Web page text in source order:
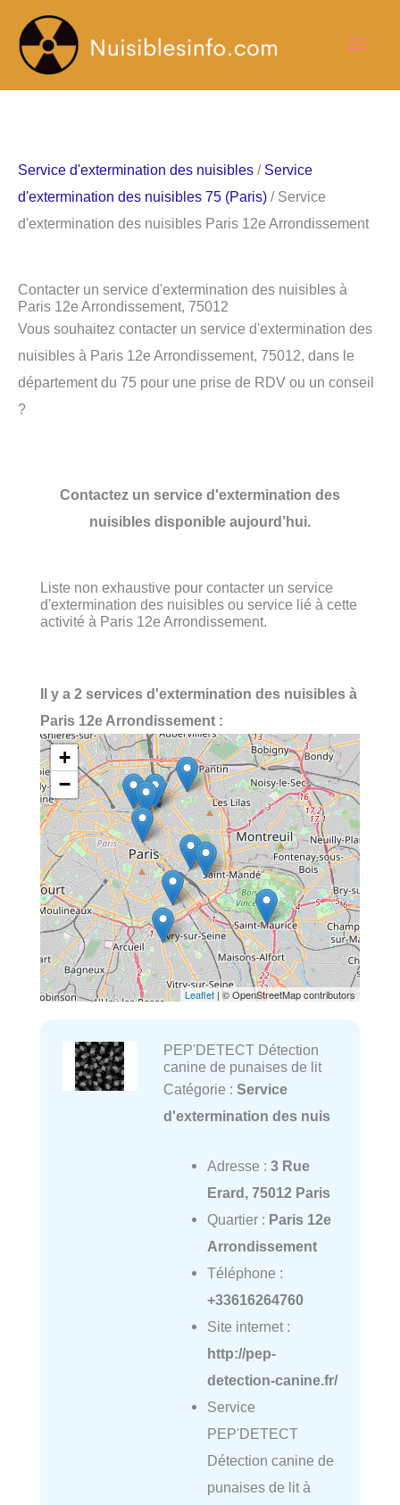
contenu
Service d'extermination des nuisibles / Service
d'extermination des nuisibles 75 (Paris) / Service
d'extermination des nuisibles Paris 12e Arrondissement
Contacter un service d'extermination des nuisibles à
Paris 12e Arrondissement, 75012
Vous souhaitez contacter un service d'extermination des
nuisibles à Paris 12e Arrondissement, 75012, dans le
département du 75 pour une prise de RDV ou un conseil
?
Contactez un service d'extermination des
nuisibles disponible aujourd’hui.
Liste non exhaustive pour contacter un service
d'extermination des nuisibles ou service lié à cette
activité à Paris 12e Arrondissement.
Il y a 2 services d'extermination des nuisibles à
Paris 12e Arrondissement :
+
−
Leaflet | © OpenStreetMap contributors
PEP'DETECT Détection
canine de punaises de lit
Catégorie : Service
d'extermination des nuis
Adresse : 3 Rue
Erard, 75012 Paris
Quartier : Paris 12e
Arrondissement
Téléphone :
+33616264760
Site internet :
http://pep-
detection-canine.fr/
Service
PEP'DETECT
Détection canine de
punaises de lit à